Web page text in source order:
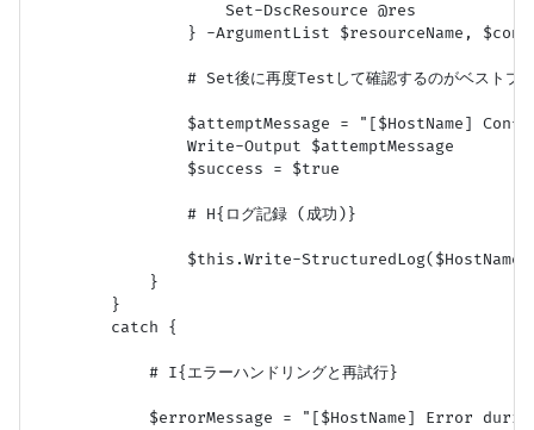
                    Set-DscResource @res
} -ArgumentList $resourceName,
# Set後に再度Testして確認するのがベストプラ
$attemptMessage = "[$HostName]
                Write-Output $attemptMessage
                $success = $true
                # H{ログ記録 (成功)}
$this.Write-
            }
        }
        catch {
            # I{エラーハンドリングと再試行}
$errorMessage = "[$HostName] Error